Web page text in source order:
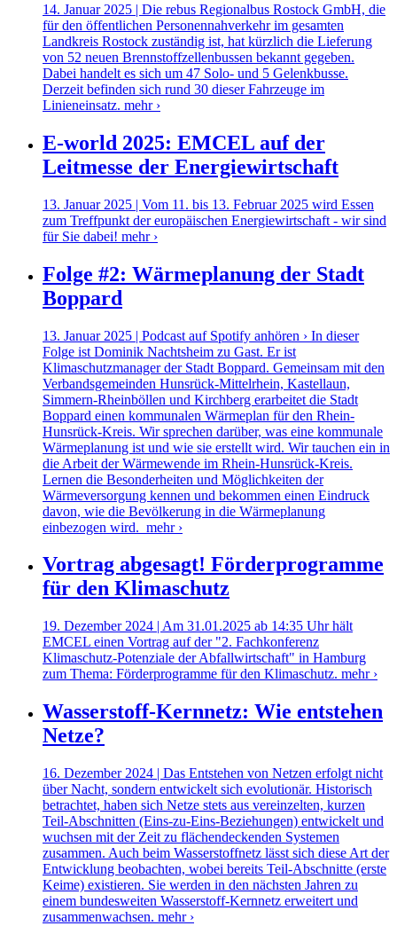
14. Januar 2025 | Die rebus Regionalbus Rostock GmbH, die
für den öffentlichen Personennahverkehr im gesamten
Landkreis Rostock zuständig ist, hat kürzlich die Lieferung
von 52 neuen Brennstoffzellenbussen bekannt gegeben.
Dabei handelt es sich um 47 Solo- und 5 Gelenkbusse.
Derzeit befinden sich rund 30 dieser Fahrzeuge im
Linieneinsatz. mehr ›
E-world 2025: EMCEL auf der
Leitmesse der Energiewirtschaft
13. Januar 2025 | Vom 11. bis 13. Februar 2025 wird Essen
zum Treffpunkt der europäischen Energiewirtschaft - wir sind
für Sie dabei! mehr ›
Folge #2: Wärmeplanung der Stadt
Boppard
13. Januar 2025 | Podcast auf Spotify anhören › In dieser
Folge ist Dominik Nachtsheim zu Gast. Er ist
Klimaschutzmanager der Stadt Boppard. Gemeinsam mit den
Verbandsgemeinden Hunsrück-Mittelrhein, Kastellaun,
Simmern-Rheinböllen und Kirchberg erarbeitet die Stadt
Boppard einen kommunalen Wärmeplan für den Rhein-
Hunsrück-Kreis. Wir sprechen darüber, was eine kommunale
Wärmeplanung ist und wie sie erstellt wird. Wir tauchen ein in
die Arbeit der Wärmewende im Rhein-Hunsrück-Kreis.
Lernen die Besonderheiten und Möglichkeiten der
Wärmeversorgung kennen und bekommen einen Eindruck
davon, wie die Bevölkerung in die Wärmeplanung
einbezogen wird. mehr ›
Vortrag abgesagt! Förderprogramme
für den Klimaschutz
19. Dezember 2024 | Am 31.01.2025 ab 14:35 Uhr hält
EMCEL einen Vortrag auf der "2. Fachkonferenz
Klimaschutz-Potenziale der Abfallwirtschaft" in Hamburg
zum Thema: Förderprogramme für den Klimaschutz. mehr ›
Wasserstoff-Kernnetz: Wie entstehen
Netze?
16. Dezember 2024 | Das Entstehen von Netzen erfolgt nicht
über Nacht, sondern entwickelt sich evolutionär. Historisch
betrachtet, haben sich Netze stets aus vereinzelten, kurzen
Teil-Abschnitten (Eins-zu-Eins-Beziehungen) entwickelt und
wuchsen mit der Zeit zu flächendeckenden Systemen
zusammen. Auch beim Wasserstoffnetz lässt sich diese Art der
Entwicklung beobachten, wobei bereits Teil-Abschnitte (erste
Keime) existieren. Sie werden in den nächsten Jahren zu
einem bundesweiten Wasserstoff-Kernnetz erweitert und
zusammenwachsen. mehr ›